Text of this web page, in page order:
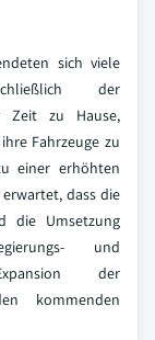
sich viele
der
Zeit zu Hause,
Fahrzeuge zu
einer erhöhten
dass die
die Umsetzung
und
der
kommenden